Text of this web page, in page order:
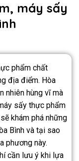
máy sấy
phẩm chất
địa điểm. Hòa
nhiên hùng vĩ mà
sấy thực phẩm
khám phá những
Bình và tại sao
phương này.
cần lưu ý khi lựa